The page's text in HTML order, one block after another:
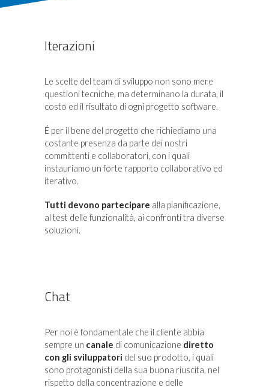
Iterazioni
Le scelte del team di sviluppo non sono mere
questioni tecniche, ma determinano la durata, il
costo ed il risultato di ogni progetto software.
É per il bene del progetto che richiediamo una
costante presenza da parte dei nostri
committenti e collaboratori, con i quali
instauriamo un forte rapporto collaborativo ed
iterativo.
Tutti devono partecipare alla pianificazione,
al test delle funzionalità, ai confronti tra diverse
soluzioni.
Chat
Per noi è fondamentale che il cliente abbia
sempre un canale di comunicazione diretto
con gli sviluppatori del suo prodotto, i quali
sono protagonisti della sua buona riuscita, nel
rispetto della concentrazione e delle